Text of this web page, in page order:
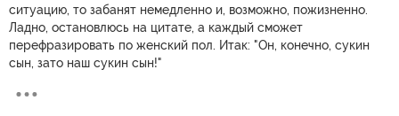
ситуацию, то забанят немедленно и, возможно, пожизненно.
Ладно, остановлюсь на цитате, а каждый сможет
перефразировать по женский пол. Итак: "Он, конечно, сукин
сын, зато наш сукин сын!"